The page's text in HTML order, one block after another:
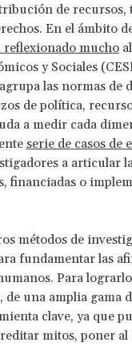
de
En el ámbito
reflexionado muchoal
y Sociales
las normas de
de política,
a medir cada
serie de casos de
a articular
financiadas o
métodos de
fundamentar las
Para
una amplia gama
clave, ya que
mitos, poner